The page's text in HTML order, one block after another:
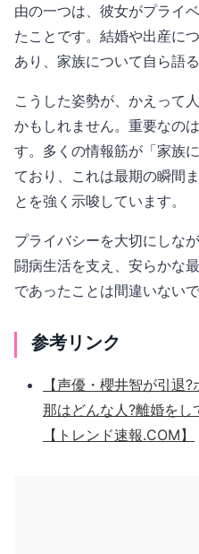
由の一つは、彼女がプライ
たことです。結婚や出産に
あり、家族について自ら語
こうした姿勢が、かえって
かもしれません。重要なの
す。多くの情報筋が「家族
ており、これは最期の瞬間
とを強く示唆しています。
プライバシーを大切にしな
闘病生活を支え、安らかな
であったことは間違いない
参考リンク
【声優・櫻井智が引退
那はどんな人?離婚を
【トレンド速報.COM】